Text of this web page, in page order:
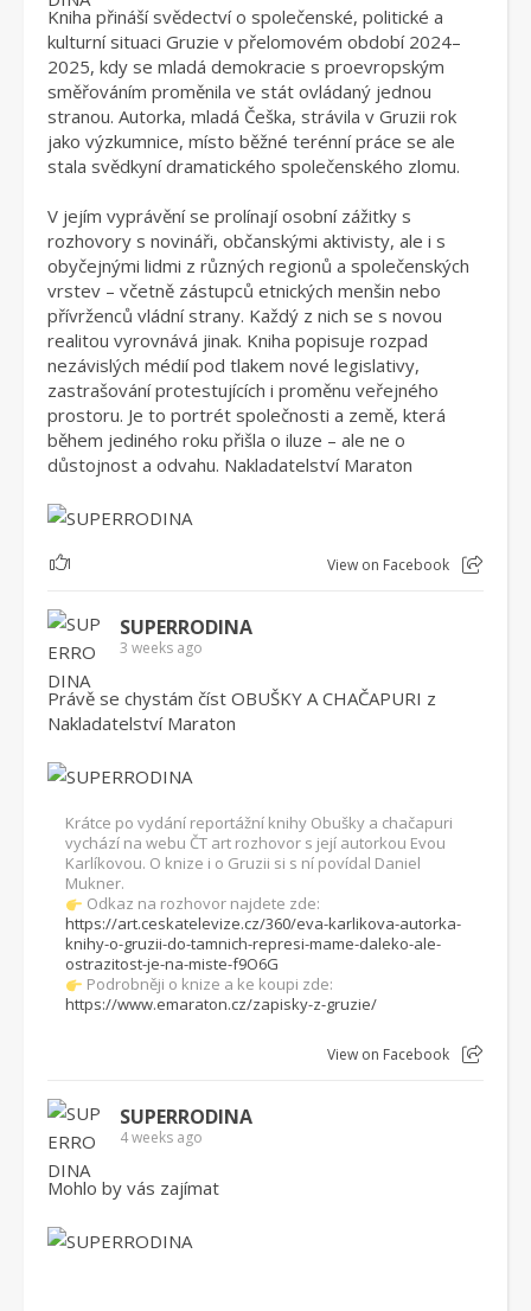
Kniha přináší svědectví o společenské, politické a
kulturní situaci Gruzie v přelomovém období 2024–
2025, kdy se mladá demokracie s proevropským
směřováním proměnila ve stát ovládaný jednou
stranou. Autorka, mladá Češka, strávila v Gruzii rok
jako výzkumnice, místo běžné terénní práce se ale
stala svědkyní dramatického společenského zlomu.
V jejím vyprávění se prolínají osobní zážitky s
rozhovory s novináři, občanskými aktivisty, ale i s
obyčejnými lidmi z různých regionů a společenských
vrstev – včetně zástupců etnických menšin nebo
přívrženců vládní strany. Každý z nich se s novou
realitou vyrovnává jinak. Kniha popisuje rozpad
nezávislých médií pod tlakem nové legislativy,
zastrašování protestujících i proměnu veřejného
prostoru. Je to portrét společnosti a země, která
během jediného roku přišla o iluze – ale ne o
důstojnost a odvahu. Nakladatelství Maraton
1 View on Facebook
SUPERRODINA
3 weeks ago
Právě se chystám číst OBUŠKY A CHAČAPURI z
Nakladatelství Maraton
Krátce po vydání reportážní knihy Obušky a chačapuri
vychází na webu ČT art rozhovor s její autorkou Evou
Karlíkovou. O knize i o Gruzii si s ní povídal Daniel
Mukner.
Odkaz na rozhovor najdete zde:
https://art.ceskatelevize.cz/360/eva-karlikova-autorka-
knihy-o-gruzii-do-tamnich-represi-mame-daleko-ale-
ostrazitost-je-na-miste-f9O6G
Podrobněji o knize a ke koupi zde:
https://www.emaraton.cz/zapisky-z-gruzie/
View on Facebook
SUPERRODINA
4 weeks ago
Mohlo by vás zajímat